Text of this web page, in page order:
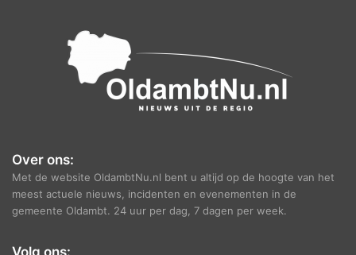
Over ons:
Met de website OldambtNu.nl bent u altijd op de hoogte van het
meest actuele nieuws, incidenten en evenementen in de
gemeente Oldambt. 24 uur per dag, 7 dagen per week.